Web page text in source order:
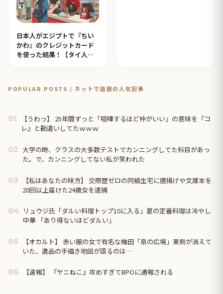
日本人がエジプトで『ちい
かわ』のクレジットカード
を使った結果！【タイ人の
POPULAR POSTS / ネットで話題の人気記事
01
【うわっ】 25年間ずっと「喧嘩するほど仲がいい」の意味を『コ
レ』と勘違いしてたｗｗｗ
02 大学の時、クラスの大多数テストでカンニングしてた科目があっ
た。で、カンニングしてない私が笑われた
03
【私はあなたの味方】 交際歴ゼロの同級生宅に唐揚げや文庫本を
20回以上届けた24歳女を逮捕
04
リュウジ氏「ダルい料理トップ10に入る」夏の定番料理は冷やし
中華 「あり得ないほどダルい」
05
【オカルト】 赤い服の女で有名な梅田「泉の広場」東側が消えて
いた、遺品の手描き地図が語るのは…
06 【速報】 『ヤニねこ』攻めすぎてBPOに通報される